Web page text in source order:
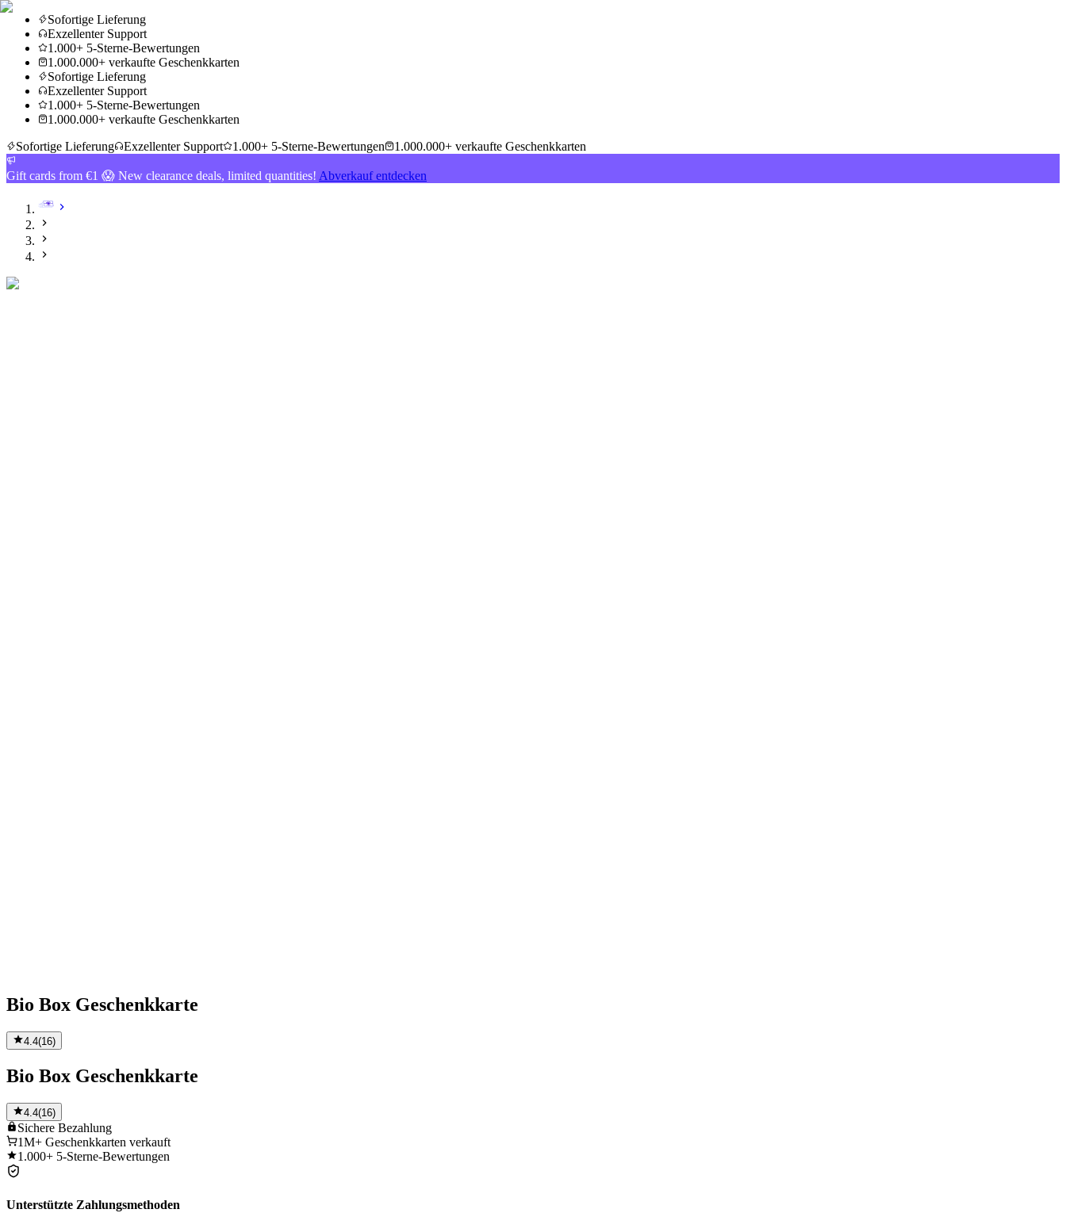
Sofortige Lieferung
Exzellenter Support
1.000+ 5-Sterne-Bewertungen
1.000.000+ verkaufte Geschenkkarten
Sofortige Lieferung
Exzellenter Support
1.000+ 5-Sterne-Bewertungen
1.000.000+ verkaufte Geschenkkarten
Sofortige Lieferung
Exzellenter Support 1.000+ 5-Sterne-Bewertungen 1.000.000+ verkaufte Geschenkkarten
Gift cards from €1 😱 New clearance deals, limited quantities! Abverkauf entdecken
Bio Box Geschenkkarte
4.4(16)
Bio Box Geschenkkarte
4.4(16)
Sichere Bezahlung
1M+ Geschenkkarten verkauft
1.000+ 5-Sterne-Bewertungen
Unterstützte Zahlungsmethoden